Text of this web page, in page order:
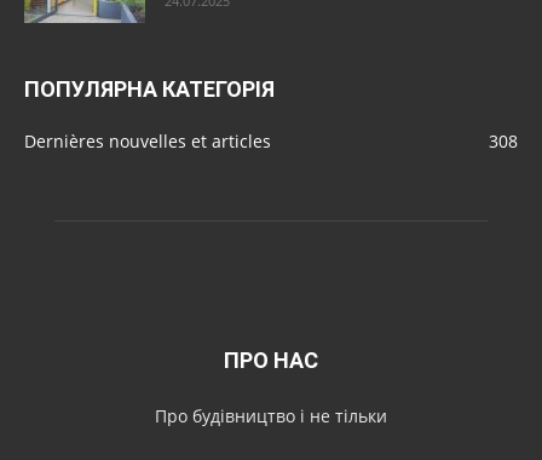
ПОПУЛЯРНА КАТЕГОРІЯ
Dernières nouvelles et articles 308
ПРО НАС
Про будівництво і не тільки